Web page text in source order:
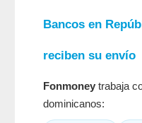
Bancos en
reciben su envío
Fonmoney trabaja
dominicanos: